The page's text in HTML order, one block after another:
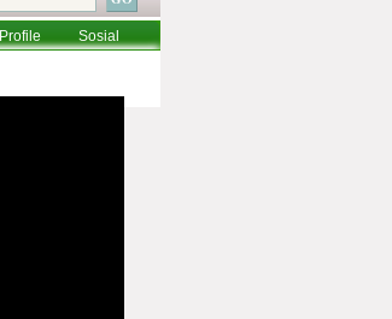
Profile
Sosial